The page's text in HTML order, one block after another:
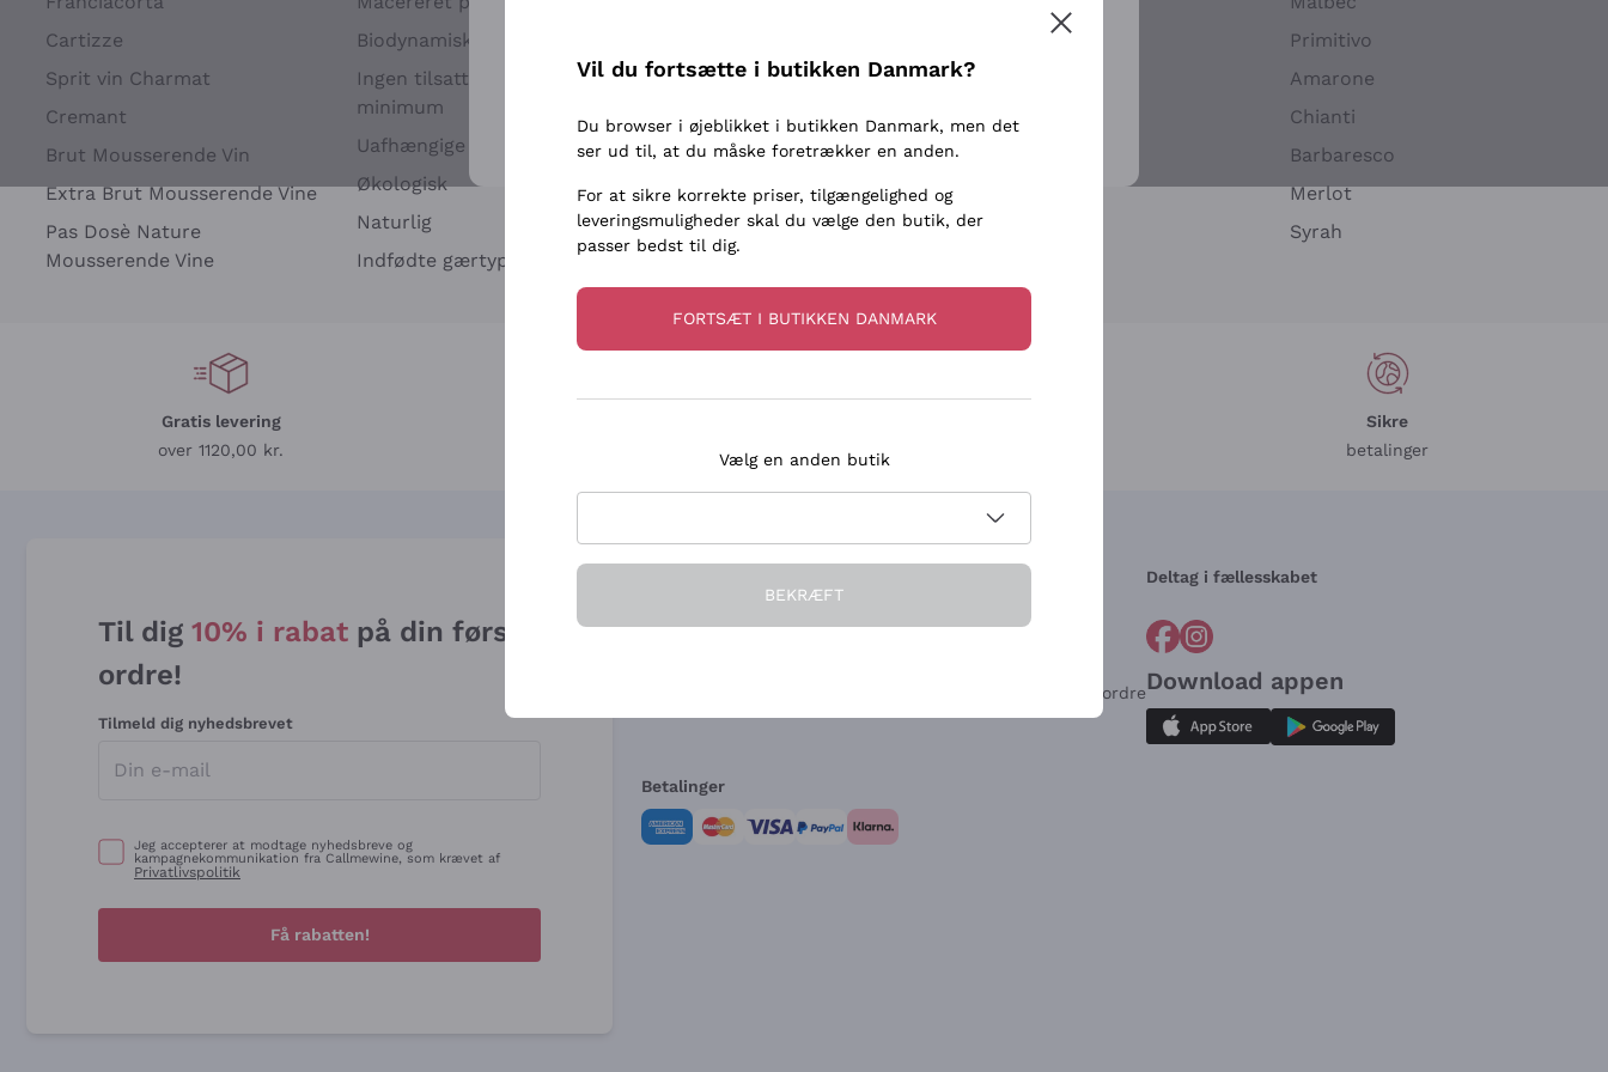
Cartizze
Sprit vin Charmat
Cremant
Brut Mousserende Vin
Extra Brut Mousserende Vine
Pas Dosè Nature
Mousserende Vine
Biodynamisk
Ingen tilsatte sulfitter eller
minimum
Uafhængige Vinavlere
Økologisk
Naturlig
Indfødte gærtyper
Biondi Santi
Franz Haas
Argiolas
Zenato
Ca' dei Frati
Ribolla Gialla
Sauvignon
Primitivo
Amarone
Chianti
Barbaresco
Merlot
Syrah
Gratis levering
over 1120,00 kr.
Sikre
betalinger
Til dig 10% i rabat på din første
ordre!
Tilmeld dig nyhedsbrevet
Jeg accepterer at modtage nyhedsbreve og
kampagnekommunikation fra Callmewine, som krævet af
Privatlivspolitik
Få rabatten!
Hvem vi er
Kundeservice
Fortrydelsesformular for ordre
Deltag i fællesskabet
Download appen
Betalinger
Tilmeld
For flere oplysninger, læs voresPrivatlivspolitik
Vil du fortsætte i butikken Danmark?
Du browser i øjeblikket i butikken Danmark, men det
ser ud til, at du måske foretrækker en anden.
For at sikre korrekte priser, tilgængelighed og
leveringsmuligheder skal du vælge den butik, der
passer bedst til dig.
FORTSÆT I BUTIKKEN DANMARK
Vælg en anden butik
BEKRÆFT